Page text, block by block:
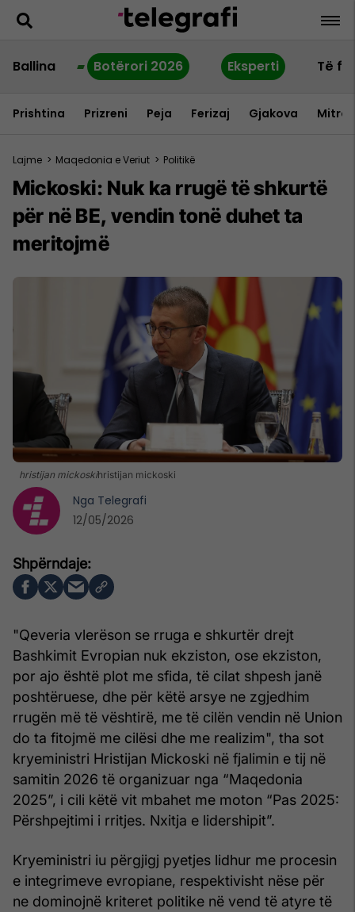
Ballina Botërori 2026 Eksperti Të
Prishtina Prizreni Peja Ferizaj Gjakova
Lajme > Maqedonia e Veriut > Politikë
Mickoski: Nuk ka rrugë të shkurtë
për në BE, vendin tonë duhet ta
meritojmë
hristijan mickoskihristijan mickoski
"Qeveria vlerëson se rruga e shkurtër drejt
Bashkimit Evropian nuk ekziston, ose ekziston,
por ajo është plot me sfida, të cilat shpesh janë
poshtëruese, dhe për këtë arsye ne zgjedhim
rrugën më të vështirë, me të cilën vendin në Union
do ta fitojmë me cilësi dhe me realizim", tha sot
kryeministri Hristijan Mickoski në fjalimin e tij në
samitin 2026 të organizuar nga “Maqedonia
2025”, i cili këtë vit mbahet me moton “Pas 2025:
Përshpejtimi i rritjes. Nxitja e lidershipit”.
Kryeministri iu përgjigj pyetjes lidhur me procesin
e integrimeve evropiane, respektivisht nëse për
ne dominojnë kriteret politike në vend të atyre të
Nga Telegrafi
12/05/2026